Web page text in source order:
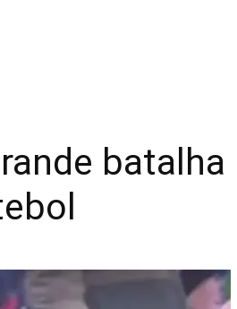
batalha